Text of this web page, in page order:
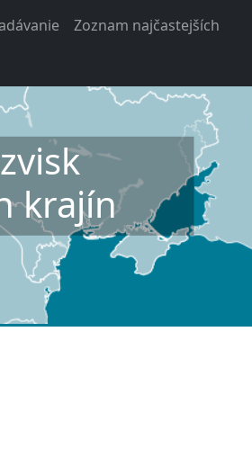
Zoznam najčastejších
krajín